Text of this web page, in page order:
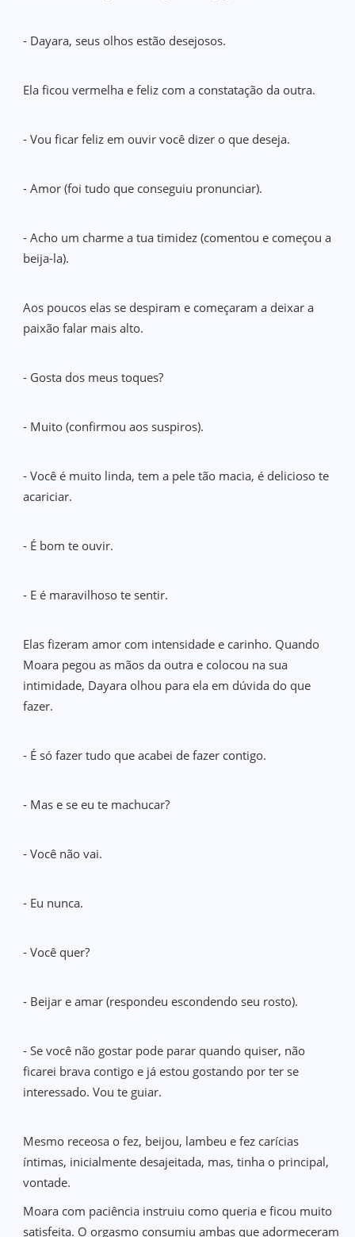
- Dayara, seus olhos estão desejosos.
Ela ficou vermelha e feliz com a constatação da outra.
- Vou ficar feliz em ouvir você dizer o que deseja.
- Amor (foi tudo que conseguiu pronunciar).
- Acho um charme a tua timidez (comentou e começou a
beija-la).
Aos poucos elas se despiram e começaram a deixar a
paixão falar mais alto.
- Gosta dos meus toques?
- Muito (confirmou aos suspiros).
- Você é muito linda, tem a pele tão macia, é delicioso te
acariciar.
- É bom te ouvir.
- E é maravilhoso te sentir.
Elas fizeram amor com intensidade e carinho. Quando
Moara pegou as mãos da outra e colocou na sua
intimidade, Dayara olhou para ela em dúvida do que
fazer.
- É só fazer tudo que acabei de fazer contigo.
- Mas e se eu te machucar?
- Você não vai.
- Eu nunca.
- Você quer?
- Beijar e amar (respondeu escondendo seu rosto).
- Se você não gostar pode parar quando quiser, não
ficarei brava contigo e já estou gostando por ter se
interessado. Vou te guiar.
Mesmo receosa o fez, beijou, lambeu e fez carícias
íntimas, inicialmente desajeitada, mas, tinha o principal,
vontade.
Moara com paciência instruiu como queria e ficou muito
satisfeita. O orgasmo consumiu ambas que adormeceram